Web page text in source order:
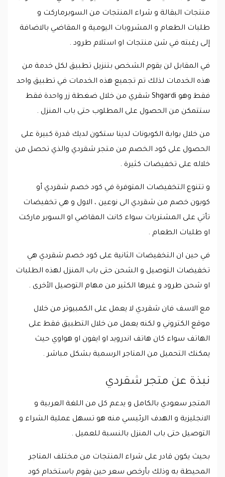
منتجات البقالة و شراء المنتجات من السوبرماركت و
طلبات الطعام و المشروبات اليومية و المقاضي بالاضافة
إلى رغبته في شن منتجات او استلام طرود .
في المقابل لن يقوم الشخص بتنزيل تطبيق لكل خدمة من
هذه الخدمات لذلك تم تجميع هذه الخدمات في تطبيق واحد
فقط وهو Shgardi شقري من خلال ضغطة زر واحدة فقط
ستتمكن من الحصول على المطلوب حتى باب المنزل .
من خلال بوابة الكوبونات لدينا ستكون لديك قدرة كبيرة على
الحصول على كود الخصم من متجر شقردي والذي تحصل من
خلاله على تخفيضات كثيرة .
و تتنوع التخفيضات المتوفرة في كود خصم شقردي أو
كوبون خصم من شقردي الى نوعين ، الاول و هي تخفيضات
تأتي على المشتريات سواء كانت المقاضي او السوبر ماركت
او طلبات الطعام .
في حين ان التخفيضات الثانية على كود خصم شقردي هي
تخفيضات التوصيل و الشحن حتى باب المنزل لهذه الطلبات
او شحن طرود و غيرها الكثير من مهام التوصيل الأخرى .
مع الاسف فان شقردي لا يعمل على الكمبيوتر من خلال
موقع الكتروني و لكنه يعمل من خلال التطبيق فقط على
الهاتف سواء كان هاتف اندرويد او ايفون او هواوي حيث
يمكنك التحميل من المتاجر الرسمية بشكل مباشر .
نبذة عن متجر شقردي
المتجر سعودي بالكامل و يدعم كل من اللغة العربية و
الانجليزية و الهدف الرئيسي منه هو تسهل عملية الشراء و
التوصيل حتى باب المنزل بالنسبة للعميل .
بحيث يكون قادر على شراء المنتجات من مختلف المتاجر
المحيطة به وذلك بأرخص سعر حين يقوم باستخدام كود